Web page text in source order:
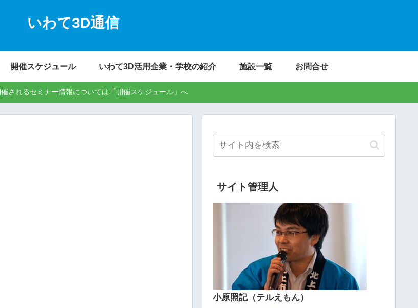
いわて3D通信
開催スケジュール いわて3D活用企業・学校の紹介 施設一覧 お問合せ
されるセミナー情報については「開催スケジュール」へ
サイト管理人
小原照記（テルえもん）